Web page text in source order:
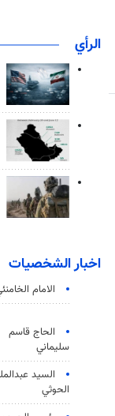
الرأي
اخبار الشخصيات
الامام
الحاج قاسم
سليماني
السید
الحوثي